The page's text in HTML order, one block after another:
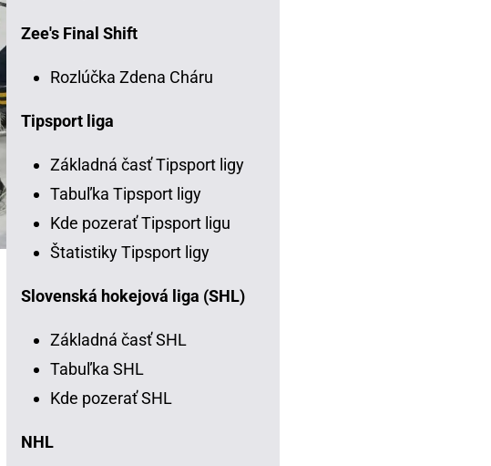
Zee's Final Shift
Rozlúčka Zdena Cháru
Tipsport liga
Základná časť Tipsport ligy
Tabuľka Tipsport ligy
Kde pozerať Tipsport ligu
Štatistiky Tipsport ligy
Slovenská hokejová liga (SHL)
Základná časť SHL
Tabuľka SHL
Kde pozerať SHL
NHL